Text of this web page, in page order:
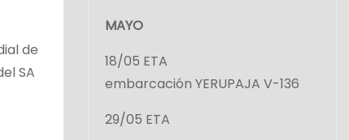
de
SA
MAYO
18/05 ETA
embarcación YERUPAJA V-136
29/05 ETA